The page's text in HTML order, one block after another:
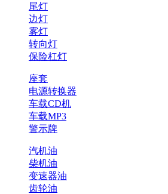
尾灯
边灯
雾灯
转向灯
保险杠灯
座套
电源转换器
车载CD机
车载MP3
警示牌
汽机油
柴机油
变速器油
齿轮油